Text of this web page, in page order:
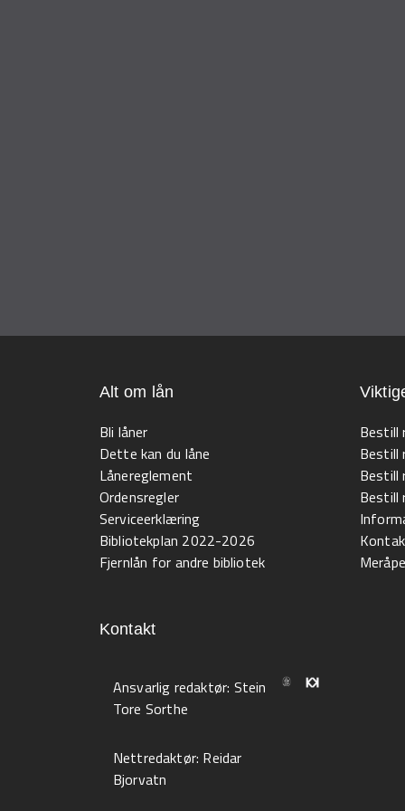
Alt om lån
Bli låner
Dette kan du låne
Lånereglement
Ordensregler
Serviceerklæring
Bibliotekplan 2022-2026
Fjernlån for andre bibliotek
Bestill
Bestill
Bestill
Bestill
Kontakt
Ansvarlig redaktør: Stein
Tore Sorthe
Nettredaktør: Reidar
Bjorvatn